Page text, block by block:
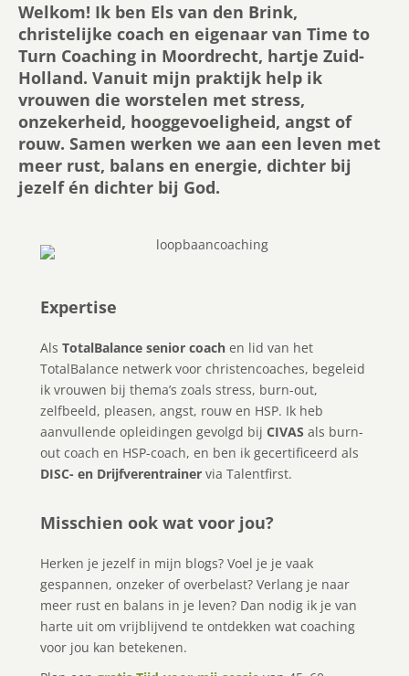
Welkom! Ik ben Els van den Brink,
christelijke coach en eigenaar van Time to
Turn Coaching in Moordrecht, hartje Zuid-
Holland. Vanuit mijn praktijk help ik
vrouwen die worstelen met stress,
onzekerheid, hooggevoeligheid, angst of
rouw. Samen werken we aan een leven met
meer rust, balans en energie, dichter bij
jezelf én dichter bij God.
Expertise
Als TotalBalance senior coach en lid van het
TotalBalance netwerk voor christencoaches, begeleid
ik vrouwen bij thema’s zoals stress, burn-out,
zelfbeeld, pleasen, angst, rouw en HSP. Ik heb
aanvullende opleidingen gevolgd bij CIVAS als burn-
out coach en HSP-coach, en ben ik gecertificeerd als
DISC- en Drijfverentrainer via Talentfirst.
Misschien ook wat voor jou?
Herken je jezelf in mijn blogs? Voel je je vaak
gespannen, onzeker of overbelast? Verlang je naar
meer rust en balans in je leven? Dan nodig ik je van
harte uit om vrijblijvend te ontdekken wat coaching
voor jou kan betekenen.